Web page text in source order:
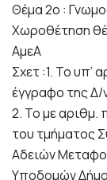
Θέμα 2ο :
Χωροθέτηση
ΑμεΑ
Σχετ :1. Το
έγγραφο της Δ/
2. Το με αριθμ.
του τμήματος
Αδειών
Υποδομών